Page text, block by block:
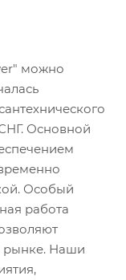
можно
Основной
Особый
работа
рынке. Наши